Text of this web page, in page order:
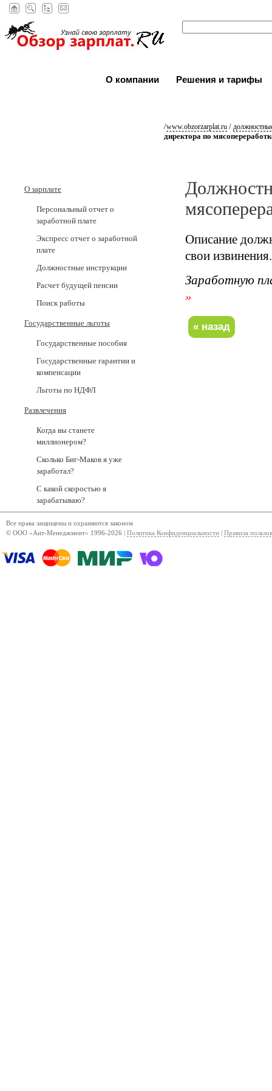
О компании Решения и тарифы
/www.obzorzarplat.ru /
директора по
О зарплате
Персональный отчет о
заработной плате
Экспресс отчет о заработной
плате
Должностные инструкции
Расчет будущей пенсии
Поиск работы
Государственные льготы
Государственные пособия
Государственные гарантии и
компенсации
Льготы по НДФЛ
Развлечения
Когда вы станете
миллионером?
Сколько Биг-Маков я уже
заработал?
С какой скоростью я
зарабатываю?
Описание
свои извинения.
Заработную
»
Все права защищены и охраняются законом
© ООО «Ант-Менеджмент» 1996-2026 | Политика Конфиденциальности Правила